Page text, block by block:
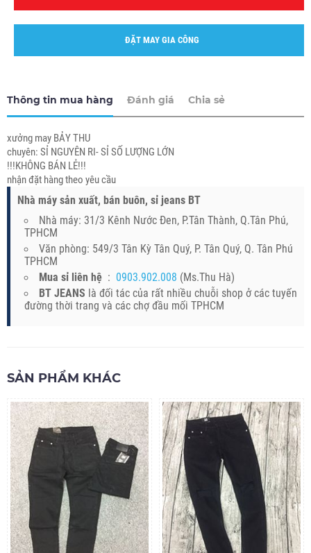
ĐẶT MAY GIA CÔNG
Thông tin mua hàng Đánh giá Chia sẻ
xưởng may BẢY THU
chuyên: SỈ NGUYÊN RI- SỈ SỐ LƯỢNG LỚN
!!!KHÔNG BÁN LẺ!!!
nhận đặt hàng theo yêu cầu
Nhà máy sản xuất, bán buôn, sỉ jeans BT
Nhà máy: 31/3 Kênh Nước Đen, P.Tân Thành, Q.Tân Phú,
TPHCM
Văn phòng: 549/3 Tân Kỳ Tân Quý, P. Tân Quý, Q. Tân Phú
TPHCM
Mua sỉ liên hệ : 0903.902.008 (Ms.Thu Hà)
BT JEANS là đối tác của rất nhiều chuỗi shop ở các tuyến
đường thời trang và các chợ đầu mối TPHCM
SẢN PHẨM KHÁC